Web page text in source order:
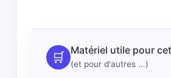
🛒 Matériel utile pour
(et pour d'autres ...)